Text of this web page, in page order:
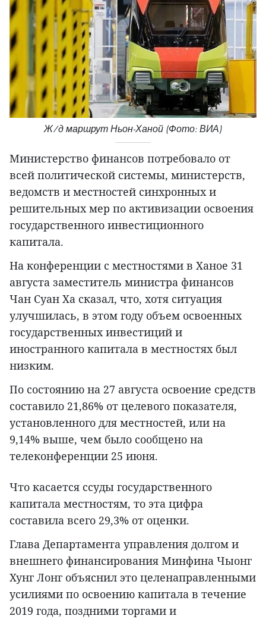
Ж/д маршрут Ньон-Ханой (Фото: ВИА)
Министерство финансов потребовало от
всей политической системы, министерств,
ведомств и местностей синхронных и
решительных мер по активизации освоения
государственного инвестиционного
капитала.
На конференции с местностями в Ханое 31
августа заместитель министра финансов
Чан Суан Ха сказал, что, хотя ситуация
улучшилась, в этом году объем освоенных
государственных инвестиций и
иностранного капитала в местностях был
низким.
По состоянию на 27 августа освоение средств
составило 21,86% от целевого показателя,
установленного для местностей, или на
9,14% выше, чем было сообщено на
телеконференции 25 июня.
Что касается ссуды государственного
капитала местностям, то эта цифра
составила всего 29,3% от оценки.
Глава Департамента управления долгом и
внешнего финансирования Минфина Чыонг
Хунг Лонг объяснил это целенаправленными
усилиями по освоению капитала в течение
2019 года, поздними торгами и